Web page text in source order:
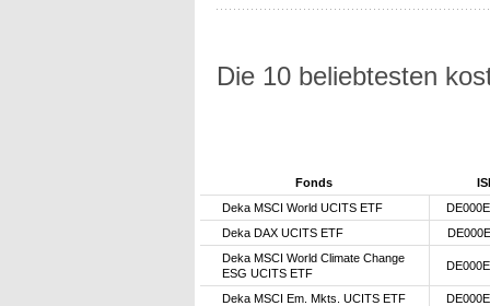
Die 10 beliebtesten
Fonds
Deka MSCI World UCITS ETF
Deka DAX UCITS ETF
Deka MSCI World Climate Change
ESG UCITS ETF
Deka MSCI Em. Mkts. UCITS ETF